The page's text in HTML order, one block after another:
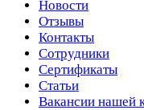
Новости
Отзывы
Контакты
Сотрудники
Сертификаты
Статьи
Вакансии нашей